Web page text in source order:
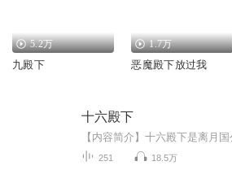
5.2万
九殿下
1.7万
恶魔殿下放过我
十六殿下
251 18.5万